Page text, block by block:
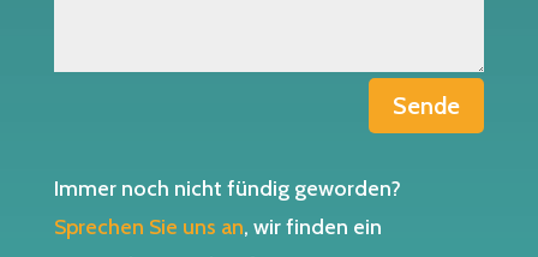
Sende
Immer noch nicht fündig geworden?
Sprechen Sie uns an, wir finden ein